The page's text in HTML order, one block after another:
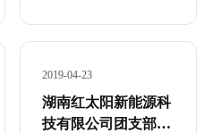
件。11月7日，宿舍
修缮竣工正式搬入，
考虑到产线员工12小
2019-04-23
湖南红太阳新能源科
技有限公司团支部介